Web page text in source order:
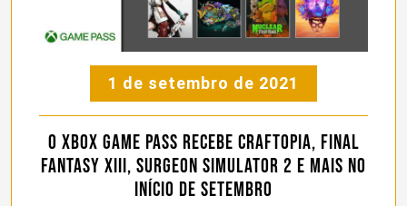
1 de setembro de 2021
O Xbox Game Pass recebe Craftopia, Final
Fantasy XIII, Surgeon Simulator 2 e mais no
início de setembro